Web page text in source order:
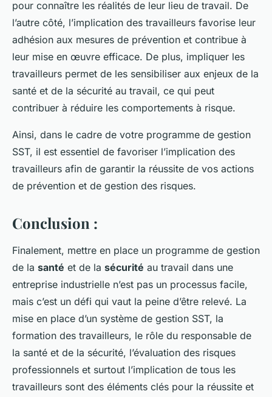
pour connaître les réalités de leur lieu de travail. De
l’autre côté, l’implication des travailleurs favorise leur
adhésion aux mesures de prévention et contribue à
leur mise en œuvre efficace. De plus, impliquer les
travailleurs permet de les sensibiliser aux enjeux de la
santé et de la sécurité au travail, ce qui peut
contribuer à réduire les comportements à risque.
Ainsi, dans le cadre de votre programme de gestion
SST, il est essentiel de favoriser l’implication des
travailleurs afin de garantir la réussite de vos actions
de prévention et de gestion des risques.
Conclusion :
Finalement, mettre en place un programme de gestion
de la santé et de la sécurité au travail dans une
entreprise industrielle n’est pas un processus facile,
mais c’est un défi qui vaut la peine d’être relevé. La
mise en place d’un système de gestion SST, la
formation des travailleurs, le rôle du responsable de
la santé et de la sécurité, l’évaluation des risques
professionnels et surtout l’implication de tous les
travailleurs sont des éléments clés pour la réussite et